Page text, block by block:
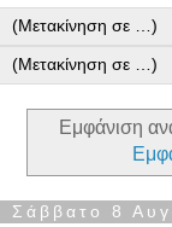
Εμφάνιση
Σάββατο 8